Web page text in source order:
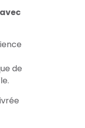
de